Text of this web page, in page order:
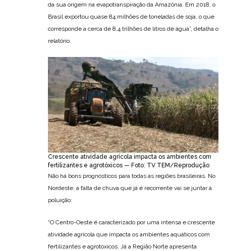
da sua origem na evapotranspiração da Amazônia. Em 2018, o
Brasil exportou quase 84 milhões de toneladas de soja, o que
corresponde a cerca de 8,4 trilhões de litros de água”, detalha o
relatório.
Crescente atividade agrícola impacta os ambientes com
fertilizantes e agrotóxicos — Foto: TV TEM/Reprodução
Não há bons prognósticos para todas as regiões brasileiras. No
Nordeste, a falta de chuva que já é recorrente vai se juntar à
poluição:
“O Centro-Oeste é caracterizado por uma intensa e crescente
atividade agrícola que impacta os ambientes aquáticos com
fertilizantes e agrotóxicos. Já a Região Norte apresenta